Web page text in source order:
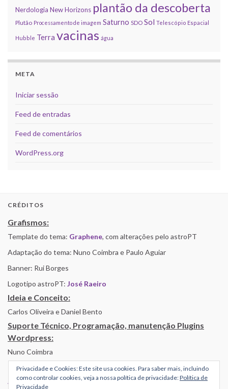
Nerdologia New Horizons plantão da descoberta
Plutão Processamento de imagem Saturno SDO Sol Telescópio Espacial
Hubble Terra vacinas água
META
Iniciar sessão
Feed de entradas
Feed de comentários
WordPress.org
CRÉDITOS
Grafismos:
Template do tema: Graphene, com alterações pelo astroPT
Adaptação do tema: Nuno Coimbra e Paulo Aguiar
Banner: Rui Borges
Logotipo astroPT: José Raeiro
Ideia e Conceito:
Carlos Oliveira e Daniel Bento
Suporte Técnico, Programação, manutenção Plugins
Wordpress:
Nuno Coimbra
Alojamento por Simbiose
Privacidade e Cookies: Este site usa cookies. Para saber mais, incluindo
como controlar cookies, veja a nossa política de privacidade:Política de
Privacidade